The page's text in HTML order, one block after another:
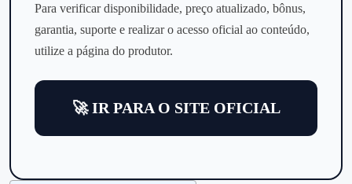
Para verificar disponibilidade, preço atualizado, bônus,
garantia, suporte e realizar o acesso oficial ao conteúdo,
utilize a página do produtor.
🚀 IR PARA O SITE OFICIAL